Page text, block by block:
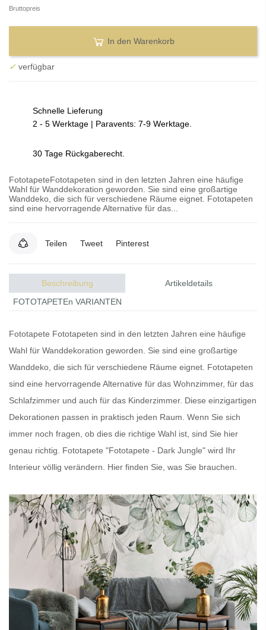
Bruttopreis
In den Warenkorb
✓ verfügbar
Schnelle Lieferung
2 - 5 Werktage | Paravents: 7-9 Werktage.
30 Tage Rückgaberecht.
FototapeteFototapeten sind in den letzten Jahren eine häufige
Wahl für Wanddekoration geworden. Sie sind eine großartige
Wanddeko, die sich für verschiedene Räume eignet. Fototapeten
sind eine hervorragende Alternative für das...
Teilen Tweet Pinterest
Beschreibung
Artikeldetails
FOTOTAPETEn VARIANTEN
Fototapete Fototapeten sind in den letzten Jahren eine häufige
Wahl für Wanddekoration geworden. Sie sind eine großartige
Wanddeko, die sich für verschiedene Räume eignet. Fototapeten
sind eine hervorragende Alternative für das Wohnzimmer, für das
Schlafzimmer und auch für das Kinderzimmer. Diese einzigartigen
Dekorationen passen in praktisch jeden Raum. Wenn Sie sich
immer noch fragen, ob dies die richtige Wahl ist, sind Sie hier
genau richtig. Fototapete "Fototapete - Dark Jungle" wird Ihr
Interieur völlig verändern. Hier finden Sie, was Sie brauchen.